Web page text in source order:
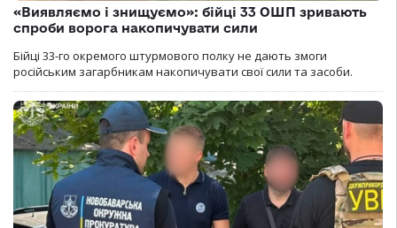
«Виявляємо і знищуємо»: бійці 33 ОШП зривають
спроби ворога накопичувати сили
Бійці 33-го окремого штурмового полку не дають змоги
російським загарбникам накопичувати свої сили та засоби.